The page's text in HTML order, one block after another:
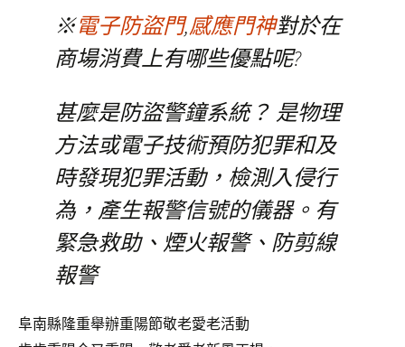
※電子防盜門,感應門神對於在
商場消費上有哪些優點呢?
甚麼是防盜警鐘系統？ 是物理
方法或電子技術預防犯罪和及
時發現犯罪活動，檢測入侵行
為，產生報警信號的儀器。有
緊急救助、煙火報警、防剪線
報警
阜南縣隆重舉辦重陽節敬老愛老活動